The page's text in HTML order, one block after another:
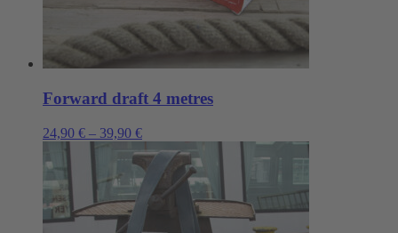
Forward draft 4 metres
24,90 € – 39,90 €